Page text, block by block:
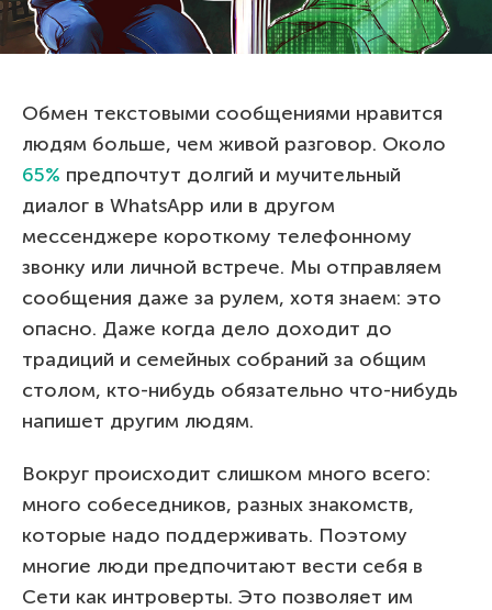
Обмен текстовыми сообщениями нравится
людям больше, чем живой разговор. Около
65% предпочтут долгий и мучительный
диалог в WhatsApp или в другом
мессенджере короткому телефонному
звонку или личной встрече. Мы отправляем
сообщения даже за рулем, хотя знаем: это
опасно. Даже когда дело доходит до
традиций и семейных собраний за общим
столом, кто-нибудь обязательно что-нибудь
напишет другим людям.
Вокруг происходит слишком много всего:
много собеседников, разных знакомств,
которые надо поддерживать. Поэтому
многие люди предпочитают вести себя в
Сети как интроверты. Это позволяет им